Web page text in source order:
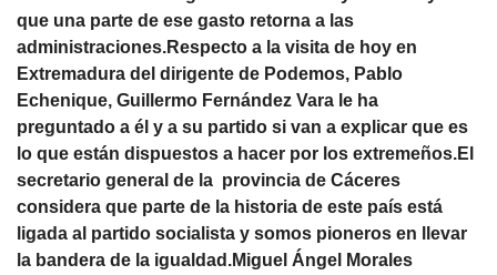
que una parte de ese gasto retorna a las
administraciones.Respecto a la visita de hoy en
Extremadura del dirigente de Podemos, Pablo
Echenique, Guillermo Fernández Vara le ha
preguntado a él y a su partido si van a explicar que es
lo que están dispuestos a hacer por los extremeños.El
secretario general de la provincia de Cáceres
considera que parte de la historia de este país está
ligada al partido socialista y somos pioneros en llevar
la bandera de la igualdad.Miguel Ángel Morales